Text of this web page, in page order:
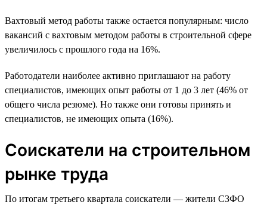
Вахтовый метод работы также остается популярным: число
вакансий с вахтовым методом работы в строительной сфере
увеличилось с прошлого года на 16%.
Работодатели наиболее активно приглашают на работу
специалистов, имеющих опыт работы от 1 до 3 лет (46% от
общего числа резюме). Но также они готовы принять и
специалистов, не имеющих опыта (16%).
Соискатели на строительном
рынке труда
По итогам третьего квартала соискатели — жители СЗФО